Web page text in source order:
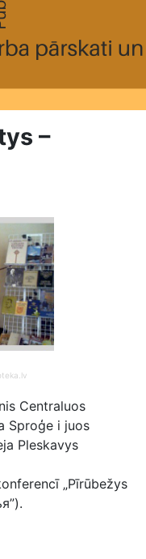
–
Centraluos
Sproģe i juos
Pleskavys
„Pīrūbežys